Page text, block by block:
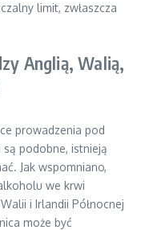
limit, zwłaszcza
Anglią, Walią,
prowadzenia pod
podobne, istnieją
Jak wspomniano,
we krwi
i Irlandii Północnej
może być